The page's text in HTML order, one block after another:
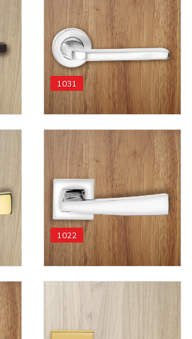
1031
1022